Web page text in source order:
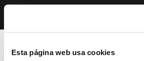
Esta página web usa cookies